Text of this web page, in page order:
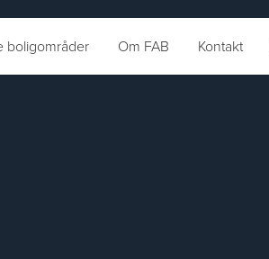
boligområder Om FAB Kontakt